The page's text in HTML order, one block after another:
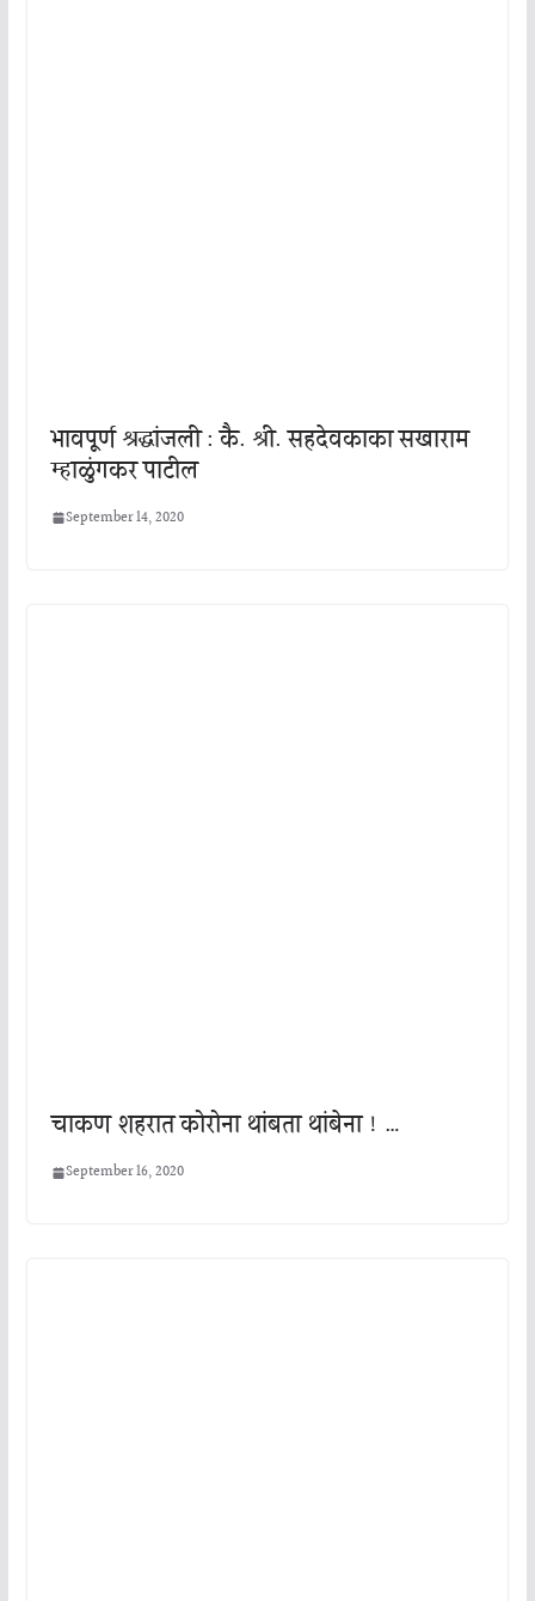
भावपूर्ण श्रद्धांजली : कै. श्री. सहदेवकाका सखाराम
म्हाळुंगकर पाटील
September 14, 2020
चाकण शहरात कोरोना थांबता थांबेना ! …
September 16, 2020